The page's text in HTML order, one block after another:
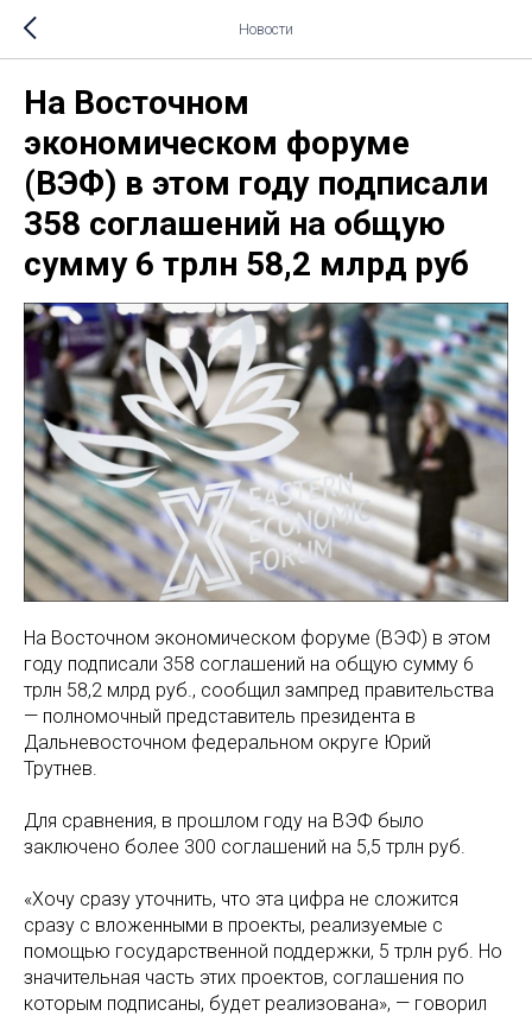
Новости
На Восточном
экономическом форуме
(ВЭФ) в этом году подписали
358 соглашений на общую
сумму 6 трлн 58,2 млрд руб
На Восточном экономическом форуме (ВЭФ) в этом
году подписали 358 соглашений на общую сумму 6
трлн 58,2 млрд руб., сообщил зампред правительства
— полномочный представитель президента в
Дальневосточном федеральном округе Юрий
Трутнев.
Для сравнения, в прошлом году на ВЭФ было
заключено более 300 соглашений на 5,5 трлн руб.
«Хочу сразу уточнить, что эта цифра не сложится
сразу с вложенными в проекты, реализуемые с
помощью государственной поддержки, 5 трлн руб. Но
значительная часть этих проектов, соглашения по
которым подписаны, будет реализована», — говорил